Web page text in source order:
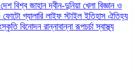
দেশ বিশ্ব জাহানদ্বীন-দুনিয়া খেলা বিজ্ঞান ও
ফোটো গ্যালারি লাইফ স্টাইলইতিহাস ঐতিহ্য
বিনোদন রান্নাবান্নারূপচর্চাস্বাস্থ্য